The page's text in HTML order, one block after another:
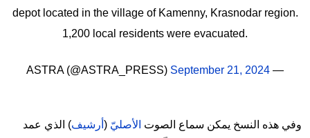
depot located in the village of Kamenny, Krasnodar region.
1,200 local residents were evacuated.
— ASTRA (@ASTRA_PRESS)
September 21, 2024
وفي هذه النسخ يمكن سماع الصوت الأصليّ ( أرشيف) الذي عمد